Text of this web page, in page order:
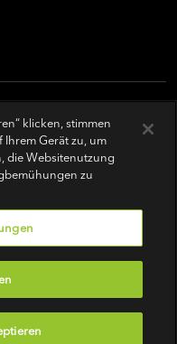
Bestimmungen
Information
& Almonds LLC.
klicken, stimmen
Ihrem Gerät zu, um
die Websitenutzung
zu